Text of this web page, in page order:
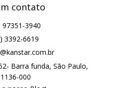
contato
97351-3940
3392-6619
Barra funda, São Paulo,
000